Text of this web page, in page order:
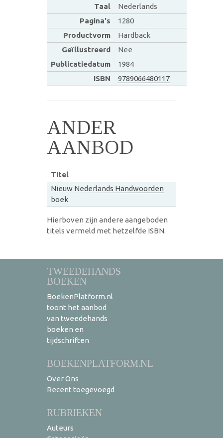
Taal
Nederlands
Pagina's
1280
Productvorm
Hardback
Geïllustreerd
Nee
Publicatiedatum
1984
ISBN
9789066480117
ANDER
AANBOD
Titel
Nieuw Nederlands Handwoorden
boek
Hierboven zijn andere aangeboden
titels vermeld met hetzelfde ISBN.
TWEEDEHANDS
BOEKEN
BoekenPlatform.nl
toont het aanbod
van tweedehands
boeken en
tijdschriften
BOEKENPLATFORM.NL
Over Ons
Recent toegevoegd
RUBRIEKEN
Auteurs